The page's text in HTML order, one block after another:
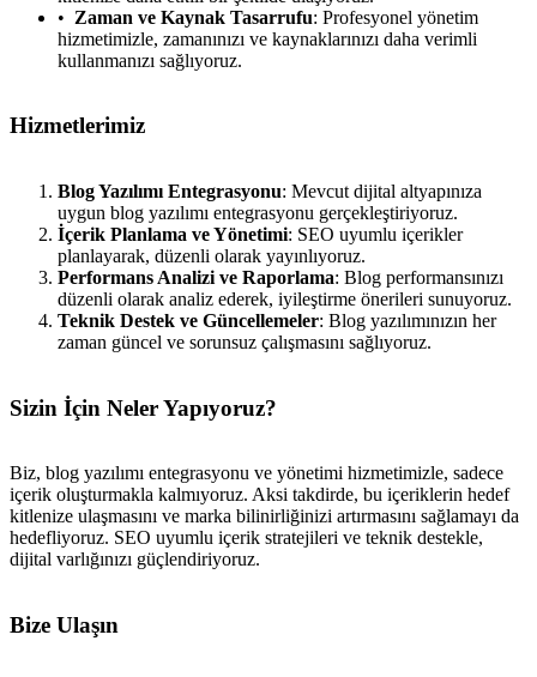
Zaman ve Kaynak Tasarrufu: Profesyonel yönetim
hizmetimizle, zamanınızı ve kaynaklarınızı daha verimli
kullanmanızı sağlıyoruz.
Hizmetlerimiz
Blog Yazılımı Entegrasyonu: Mevcut dijital altyapınıza
uygun blog yazılımı entegrasyonu gerçekleştiriyoruz.
İçerik Planlama ve Yönetimi: SEO uyumlu içerikler
planlayarak, düzenli olarak yayınlıyoruz.
Performans Analizi ve Raporlama: Blog performansınızı
düzenli olarak analiz ederek, iyileştirme önerileri sunuyoruz.
Teknik Destek ve Güncellemeler: Blog yazılımınızın her
zaman güncel ve sorunsuz çalışmasını sağlıyoruz.
Sizin İçin Neler Yapıyoruz?
Biz, blog yazılımı entegrasyonu ve yönetimi hizmetimizle, sadece
içerik oluşturmakla kalmıyoruz. Aksi takdirde, bu içeriklerin hedef
kitlenize ulaşmasını ve marka bilinirliğinizi artırmasını sağlamayı da
hedefliyoruz. SEO uyumlu içerik stratejileri ve teknik destekle,
dijital varlığınızı güçlendiriyoruz.
Bize Ulaşın